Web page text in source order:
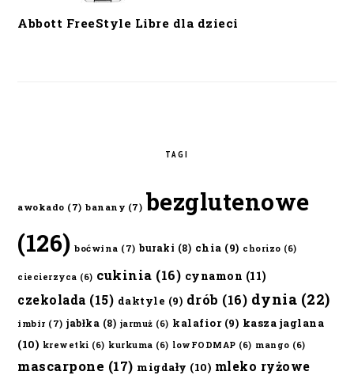
Abbott FreeStyle Libre dla dzieci
TAGI
awokado (7) banany (7) bezglutenowe
(126) boćwina (7) buraki (8) chia (9) chorizo (6)
ciecierzyca (6) cukinia (16) cynamon (11)
czekolada (15) daktyle (9) drób (16) dynia (22)
imbir (7) jabłka (8) jarmuż (6) kalafior(9) kasza jaglana
(10) krewetki (6) kurkuma (6) lowFODMAP (6) mango (6)
mascarpone (17) migdały (10) mleko ryżowe